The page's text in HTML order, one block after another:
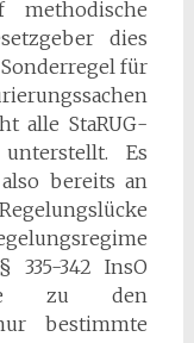
methodische
dies
für
alle StaRUG-
Es
bereits an
335-342 InsO
zu den
bestimmte